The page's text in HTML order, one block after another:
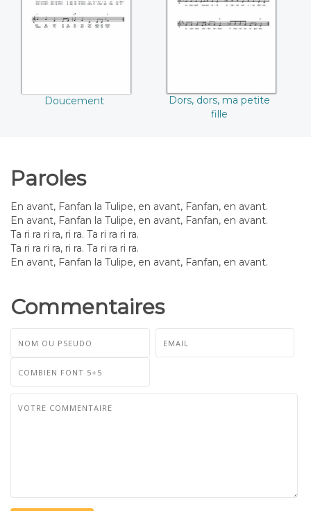
Doucement
petite fille
Dors, dors, ma petite
fille
Paroles
En avant, Fanfan la Tulipe, en avant, Fanfan, en avant.
En avant, Fanfan la Tulipe, en avant, Fanfan, en avant.
Ta ri ra ri ra, ri ra. Ta ri ra ri ra.
Ta ri ra ri ra, ri ra. Ta ri ra ri ra.
En avant, Fanfan la Tulipe, en avant, Fanfan, en avant.
Commentaires